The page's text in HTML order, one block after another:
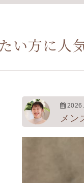
い方に人
メン